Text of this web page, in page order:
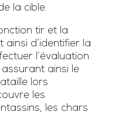
la cible.
tir et la
d’identifier la
l’évaluation
ainsi le
lors
les
les chars